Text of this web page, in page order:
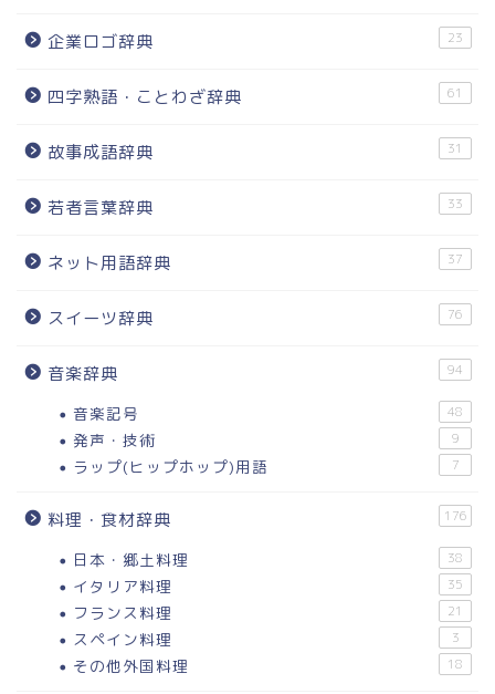
企業ロゴ辞典 23
四字熟語・ことわざ辞典 61
故事成語辞典 31
若者言葉辞典 33
ネット用語辞典 37
スイーツ辞典 76
音楽辞典 94
音楽記号 48
発声・技術 9
ラップ(ヒップホップ)用語 7
料理・食材辞典 176
日本・郷土料理 38
イタリア料理 35
フランス料理 21
スペイン料理 3
その他外国料理 18